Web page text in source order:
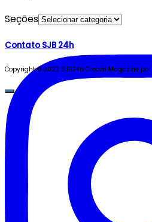
Seções
Contato SJB 24h
Copyright © 2023 SJB24h Cream Magazine por